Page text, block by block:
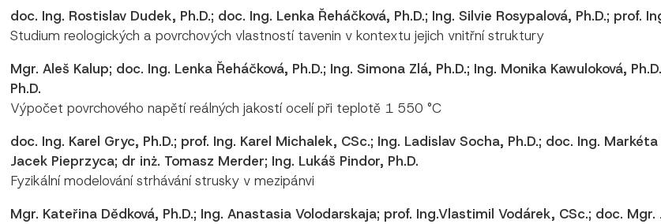
doc. Ing. Rostislav Dudek, Ph.D.; doc. Ing. Lenka Řeháčková, Ph.D.; Ing. Silvie Rosypalová, Ph.D.; prof.
Studium reologických a povrchových vlastností tavenin v kontextu jejich vnitřní struktury
Mgr. Aleš Kalup; doc. Ing. Lenka Řeháčková, Ph.D.; Ing. Simona Zlá, Ph.D.; Ing. Monika Kawuloková,
Ph.D.
Výpočet povrchového napětí reálných jakostí ocelí při teplotě 1 550 °C
doc. Ing. Karel Gryc, Ph.D.; prof. Ing. Karel Michalek, CSc.; Ing. Ladislav Socha, Ph.D.; doc. Ing.
Jacek Pieprzyca; dr inż. Tomasz Merder; Ing. Lukáš Pindor, Ph.D.
Fyzikální modelování strhávání strusky v mezipánvi
Mgr. Kateřina Dědková, Ph.D.; Ing. Anastasia Volodarskaja; prof. Ing.Vlastimil Vodárek, CSc.; doc. Mgr.